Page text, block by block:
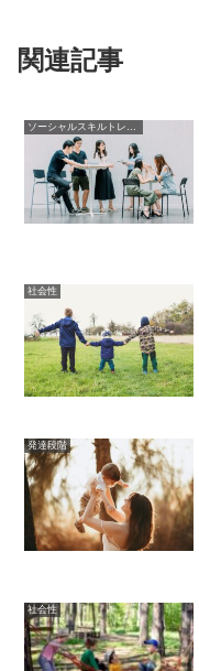
関連記事
社会性
発達段階
社会性